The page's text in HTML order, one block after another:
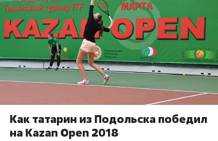
Как татарин из Подольска победил
на Kazan Оpen 2018